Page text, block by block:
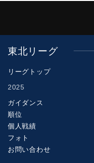
東北リーグ
リーグトップ
2025
ガイダンス
順位
個人戦績
フォト
お問い合わせ